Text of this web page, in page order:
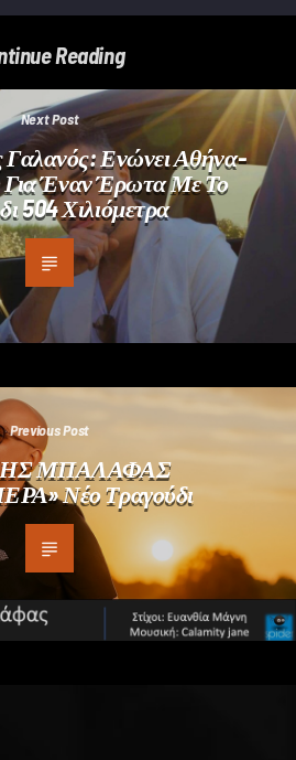
Reading
Next Post
Γαλανός: Ενώνει Αθήνα-
Για Έναν Έρωτα Με Το
504 Χιλιόμετρα
Previous Post
ΜΠΑΛΑΦΑΣ
Νέο Τραγούδι